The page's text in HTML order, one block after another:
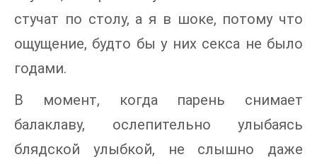
стучат по столу, а я в шоке, потому что
ощущение, будто бы у них секса не было
годами.
В момент, когда парень снимает
балаклаву, ослепительно улыбаясь
блядской улыбкой, не слышно даже